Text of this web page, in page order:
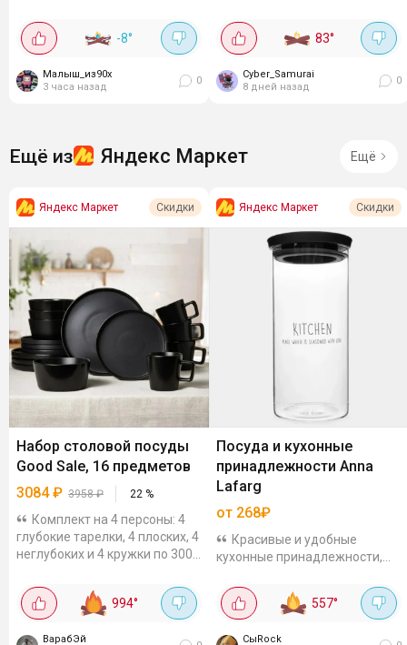
(поварской, универсальный,
нож для овощей) + классная
разделочная...
-8°
Малыш_из90х
3 часа назад
0
см) и кухонный (14,5 см).
Лезвия из керамики - не
ржавеют, не вступают в...
83°
Cyber_Samurai
8 дней назад
0
Ещё из Яндекс Маркет Ещё
Яндекс Маркет Скидки
Набор столовой посуды
Good Sale, 16 предметов
3084₽ 3958₽ 22 %
Комплект на 4 персоны: 4
глубокие тарелки, 4 плоских, 4
неглубоких и 4 кружки по 300
универсального размера
тоже входят в набор.
Керамика с...
994°
ВарабЭй
Яндекс Маркет Скидки
Посуда и кухонные
принадлежности Anna
Lafarg
от 268₽
Красивые и удобные
кухонные принадлежности,
сниженным ценам с
дополнительной скидкой по
557°
СыRock